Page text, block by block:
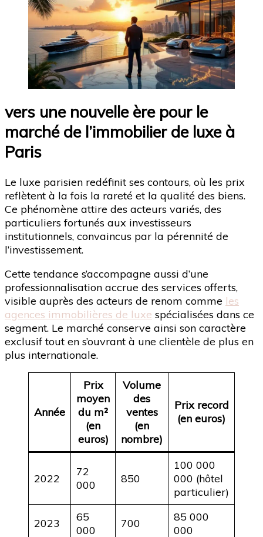
vers une nouvelle ère pour le
marché de l’immobilier de luxe à
Paris
Le luxe parisien redéfinit ses contours, où les prix
reflètent à la fois la rareté et la qualité des biens.
Ce phénomène attire des acteurs variés, des
particuliers fortunés aux investisseurs
institutionnels, convaincus par la pérennité de
l’investissement.
Cette tendance s’accompagne aussi d’une
professionnalisation accrue des services offerts,
visible auprès des acteurs de renom comme les
agences immobilières de luxe spécialisées dans ce
segment. Le marché conserve ainsi son caractère
exclusif tout en s’ouvrant à une clientèle de plus en
plus internationale.
Année
Prix
moyen
du m²
(en
euros)
Volume
des
ventes
(en
nombre)
Prix record
(en euros)
2022
72
000
850
100 000
000 (hôtel
particulier)
2023
65
000
700
85 000
000